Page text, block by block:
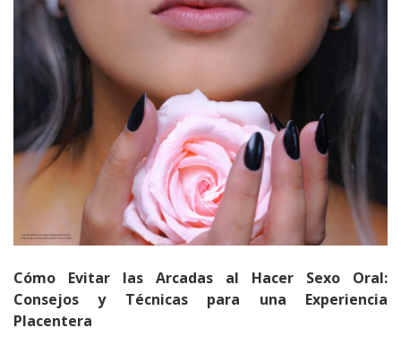
Cómo Evitar las Arcadas al Hacer Sexo Oral:
Consejos y Técnicas para una Experiencia
Placentera